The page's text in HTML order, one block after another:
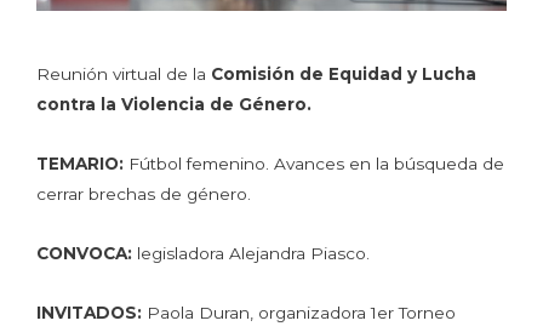
Reunión virtual de la Comisión de Equidad y Lucha
contra la Violencia de Género.
TEMARIO: Fútbol femenino. Avances en la búsqueda de
cerrar brechas de género.
CONVOCA: legisladora Alejandra Piasco.
INVITADOS: Paola Duran, organizadora 1er Torneo